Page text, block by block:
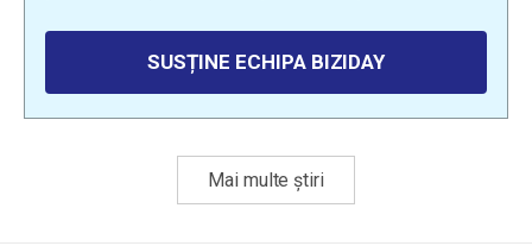
SUSȚINE ECHIPA BIZIDAY
Mai multe știri